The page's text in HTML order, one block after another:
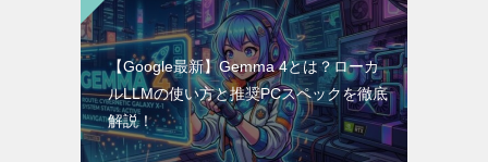
【Google最新】Gemma 4とは？ローカ
ルLLMの使い方と推奨PCスペックを徹底
解説！